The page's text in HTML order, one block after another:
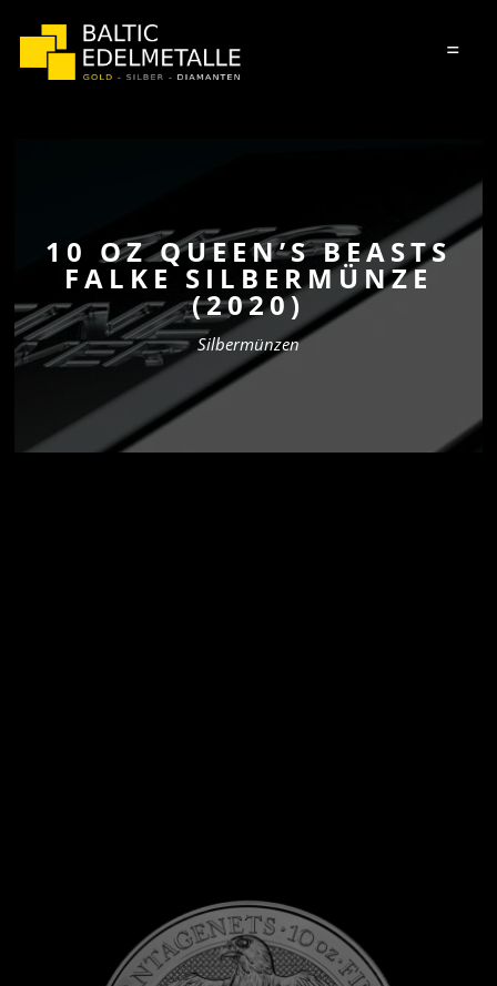
=
10 OZ QUEEN’S BEASTS
FALKE SILBERMÜNZE
(2020)
Silbermünzen